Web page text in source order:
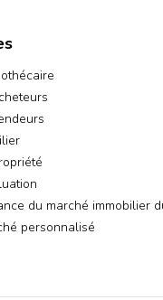
du marché immobilier
personnalisé